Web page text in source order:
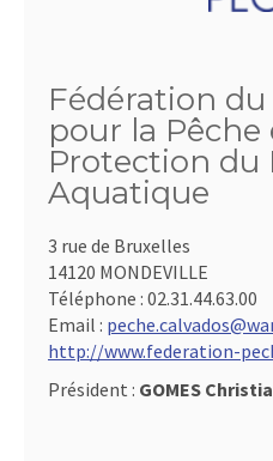
Fédération du
pour la Pêche
Protection du
Aquatique
3 rue de Bruxelles
14120 MONDEVILLE
Téléphone : 02.31.44.63.00
Email :
http://www.federation-
Président : GOMES